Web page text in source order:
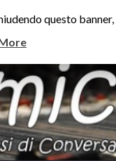
questo